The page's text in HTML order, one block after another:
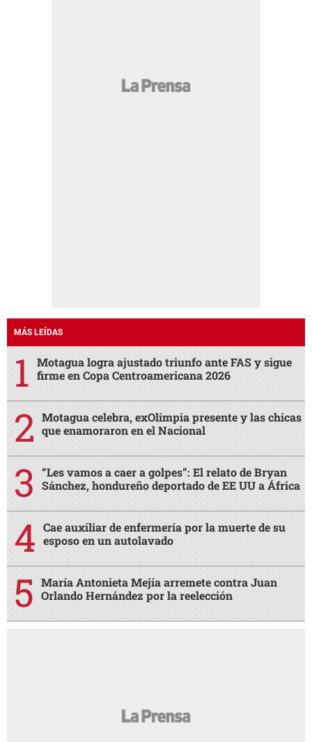
MÁS LEÍDAS
Motagua logra ajustado triunfo ante FAS y sigue
firme en Copa Centroamericana 2026
Motagua celebra, exOlimpia presente y las chicas
que enamoraron en el Nacional
“Les vamos a caer a golpes”: El relato de Bryan
Sánchez, hondureño deportado de EE UU a África
Cae auxiliar de enfermería por la muerte de su
esposo en un autolavado
María Antonieta Mejía arremete contra Juan
Orlando Hernández por la reelección